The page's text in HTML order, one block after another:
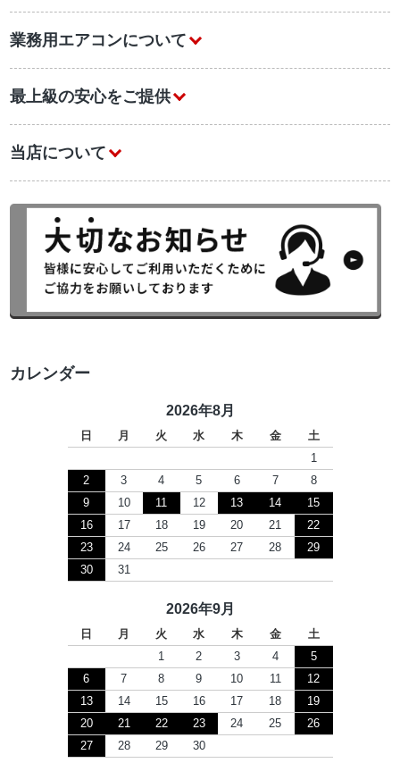
業務用エアコンについて
最上級の安心をご提供
当店について
カレンダー
2026年8月
日 月 火 水 木 金
土
1
2
3 4 5 6 7
8
9
10 11 12 13 14
15
16
17 18 19 20 21
22
23
24 25 26 27 28
29
30
31
2026年9月
日 月 火 水 木 金
土
1
2 3 4
5
6
7 8 9 10 11
12
13
14 15 16 17 18
19
20
21 22 23 24 25
26
27
28 29 30